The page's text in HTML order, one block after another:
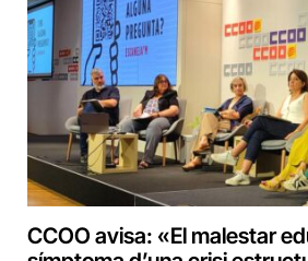
CCOO avisa: «El malestar